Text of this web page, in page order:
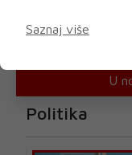
U
Politika
Saznaj više